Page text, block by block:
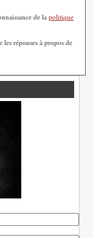
de la politique
les réponses à propos de